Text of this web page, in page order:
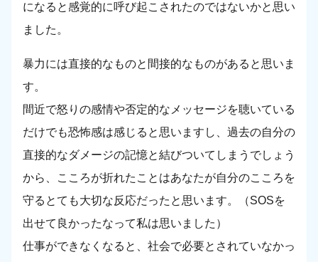
になると感覚的に呼び起こされたのではないかと思い
ました。
暴力には直接的なものと間接的なものがあると思いま
す。
間近で怒りの感情や否定的なメッセージを聴いている
だけでも恐怖感は感じると思いますし、過去の自分の
直接的なダメージの記憶と結びついてしまうでしょう
から、こころが折れたことはあなたが自分のこころを
守るとても大切な反応だったと思います。（SOSを
出せて良かったなって私は思いました）
仕事ができなくなると、社会で必要とされていなかっ